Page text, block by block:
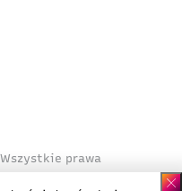
prawa